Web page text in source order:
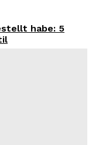
habe: 5